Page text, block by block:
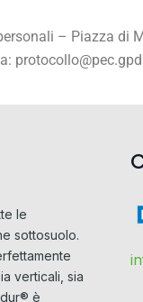
– Piazza di
le
sottosuolo.
verticali, sia
è